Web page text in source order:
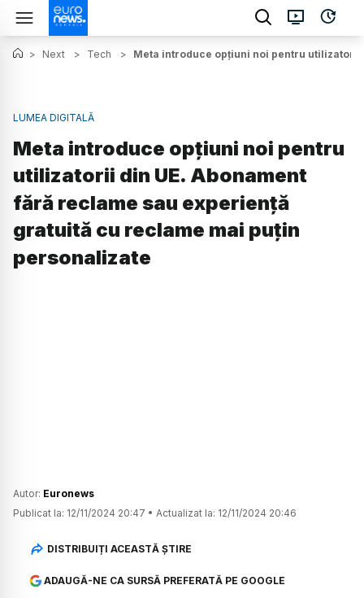
> Next > Tech > Meta introduce opțiuni noi pentru
LUMEA DIGITALĂ
Meta introduce opțiuni noi pentru
utilizatorii din UE. Abonament
fără reclame sau experiență
gratuită cu reclame mai puțin
personalizate
Autor: Euronews
Publicat la: 12/11/2024 20:47 • Actualizat la: 12/11/2024 20:46
DISTRIBUIȚI ACEASTĂ ȘTIRE
ADAUGĂ-NE CA SURSĂ PREFERATĂ PE GOOGLE